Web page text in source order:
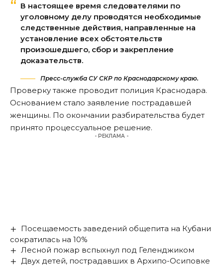
В настоящее время следователями по
уголовному делу проводятся необходимые
следственные действия, направленные на
установление всех обстоятельств
произошедшего, сбор и закрепление
доказательств.
Пресс-служба СУ СКР по Краснодарскому краю.
Проверку также проводит полиция Краснодара.
Основанием стало заявление пострадавшей
женщины. По окончании разбирательства будет
принято процессуальное решение.
- РЕКЛАМА -
Посещаемость заведений общепита на Кубани
сократилась на 10%
Лесной пожар вспыхнул под Геленджиком
Двух детей, пострадавших в Архипо-Осиповке